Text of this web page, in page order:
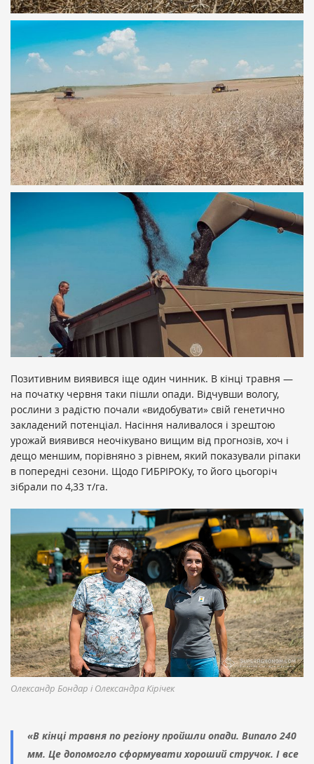
Позитивним виявився іще один чинник. В кінці травня —
на початку червня таки пішли опади. Відчувши вологу,
рослини з радістю почали «видобувати» свій генетично
закладений потенціал. Насіння наливалося і зрештою
урожай виявився неочікувано вищим від прогнозів, хоч і
дещо меншим, порівняно з рівнем, який показували ріпаки
в попередні сезони. Щодо ГИБРІРОКу, то його цьогоріч
зібрали по 4,33 т/га.
Олександр Бондар і Олександра Кірічек
«В кінці травня по регіону пройшли опади. Випало 240
мм. Це допомогло сформувати хороший стручок. І все